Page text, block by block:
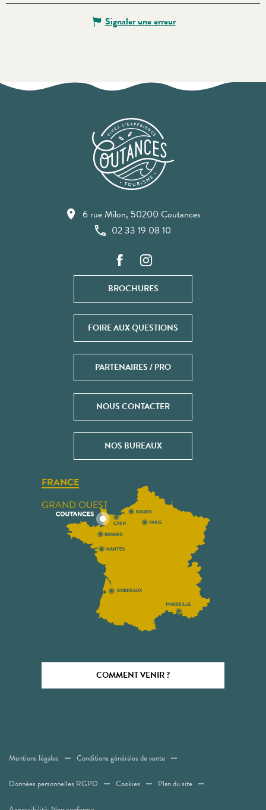
Signaler une erreur
6 rue Milon, 50200 Coutances
02 33 19 08 10
BROCHURES
FOIRE AUX QUESTIONS
PARTENAIRES / PRO
NOUS CONTACTER
NOS BUREAUX
FRANCE
GRAND OUEST
COMMENT VENIR ?
Mentions légales Conditions générales de vente
Données personnelles RGPD Cookies Plan du site